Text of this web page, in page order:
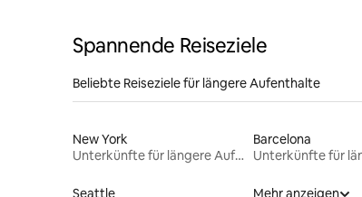
Spannende Reiseziele
Beliebte Reiseziele für längere Aufenthalte
New York
Unterkünfte für längere Aufenthalte
Barcelona
Seattle
Mehr anzeigen